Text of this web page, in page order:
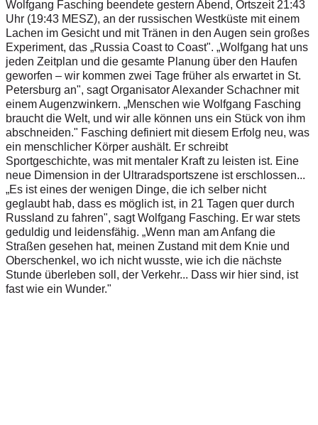
Wolfgang Fasching beendete gestern Abend, Ortszeit 21:43
Uhr (19:43 MESZ), an der russischen Westküste mit einem
Lachen im Gesicht und mit Tränen in den Augen sein großes
Experiment, das „Russia Coast to Coast". „Wolfgang hat uns
jeden Zeitplan und die gesamte Planung über den Haufen
geworfen – wir kommen zwei Tage früher als erwartet in St.
Petersburg an", sagt Organisator Alexander Schachner mit
einem Augenzwinkern. „Menschen wie Wolfgang Fasching
braucht die Welt, und wir alle können uns ein Stück von ihm
abschneiden." Fasching definiert mit diesem Erfolg neu, was
ein menschlicher Körper aushält. Er schreibt
Sportgeschichte, was mit mentaler Kraft zu leisten ist. Eine
neue Dimension in der Ultraradsportszene ist erschlossen...
„Es ist eines der wenigen Dinge, die ich selber nicht
geglaubt hab, dass es möglich ist, in 21 Tagen quer durch
Russland zu fahren", sagt Wolfgang Fasching. Er war stets
geduldig und leidensfähig. „Wenn man am Anfang die
Straßen gesehen hat, meinen Zustand mit dem Knie und
Oberschenkel, wo ich nicht wusste, wie ich die nächste
Stunde überleben soll, der Verkehr... Dass wir hier sind, ist
fast wie ein Wunder."